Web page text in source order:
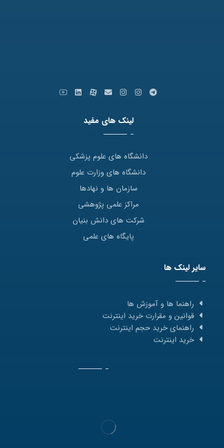
لینک های مفید
دانشگاه های علوم پزشکی
دانشگاه های وزارت علوم
سازمان ها و نهادها
مراکز علمی پژوهشی
شرکت های دانش بنیان
پایگاه های علمی
سایر لینک ها
راهنما ها و آموزش ها
قوانین و مقرارت خرید اینترنت
راهنمای خرید حجم اینترنت
خرید اینترنت